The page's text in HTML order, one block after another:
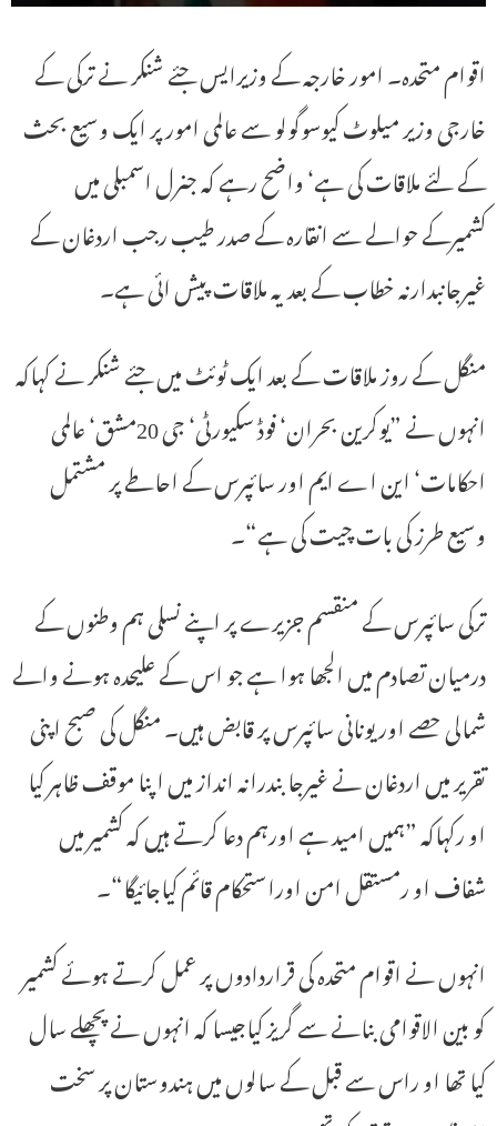
اقوام متحدہ۔ امور خارجہ کے وزیرایس جئے شنکر نے ترکی کے
خارجی وزیر میلوٹ کیوسوگولو سے عالمی امور پر ایک وسیع بحث
کے لئے ملاقات کی ہے‘ واضح رہے کہ جنرل اسمبلی میں
کشمیرکے حوالے سے انقارہ کے صدر طیب رجب اردغان کے
غیرجانبدارنہ خطاب کے بعد یہ ملاقات پیش ائی ہے۔
منگل کے روز ملاقات کے بعد ایک ٹوئٹ میں جئے شنکر نے کہاکہ
انہوں نے ”یوکرین بحران‘ فوڈ سکیورٹی‘ جی 20مشق‘ عالمی
احکامات‘ این اے ایم اور سائپرس کے احاطے پر مشتمل
وسیع طرز کی بات چیت کی ہے“۔
ترکی سائپرس کے منقسم جزیرے پر اپنے نسلی ہم وطنوں کے
درمیان تصادم میں الجھا ہوا ہے جو اس کے علیحدہ ہونے والے
شمالی حصے اور یونانی سائپرس پر قابض ہیں۔ منگل کی صبح اپنی
تقریر میں اردغان نے غیرجابندرانہ انداز میں اپنا موقف ظاہر کیا
او رکہاکہ ”ہمیں امید ہے اورہم دعا کرتے ہیں کہ کشمیر میں
شفاف او رمستقل امن اوراستحکام قائم کیاجائیگا“۔
انہوں نے اقوام متحدہ کی قراردادوں پر عمل کرتے ہوئے کشمیر
کو بین الاقوامی بنانے سے گریز کیاجیسا کہ انہوں نے پچھلے سال
کیا تھا او راس سے قبل کے سالوں میں ہندوستان پر سخت